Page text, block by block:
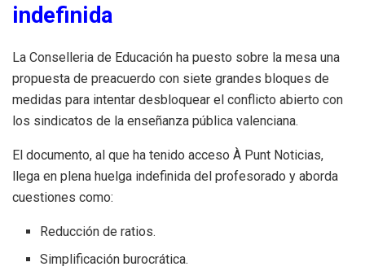
indefinida
La Conselleria de Educación ha puesto sobre la mesa una
propuesta de preacuerdo con siete grandes bloques de
medidas para intentar desbloquear el conflicto abierto con
los sindicatos de la enseñanza pública valenciana.
El documento, al que ha tenido acceso À Punt Noticias,
llega en plena huelga indefinida del profesorado y aborda
cuestiones como:
Reducción de ratios.
Simplificación burocrática.